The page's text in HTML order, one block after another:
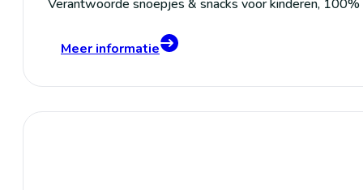
Verantwoorde snoepjes & snacks voor kinderen, 100%
Meer informatie